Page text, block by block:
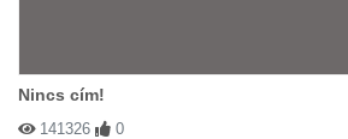
Nincs cím!
141326 0